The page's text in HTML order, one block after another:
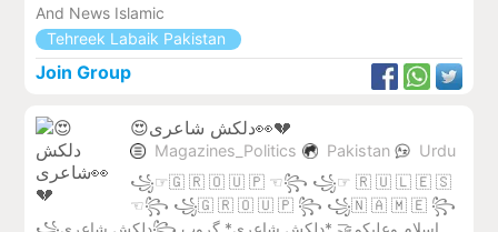
And News Islamic
Tehreek Labaik Pakistan
Join Group
😍دلکش شاعری👀💔
Magazines_Politics Pakistan
Urdu
꧁☞🇬 🇷 🇴 🇺 🇵 ☜꧂ ꧁☞ 🇷 🇺 🇱 🇪 🇸
☜꧂ ꧁🇬 🇷 🇴 🇺 🇵 ꧂ ꧁🇳 🇦 🇲 🇪 ꧂